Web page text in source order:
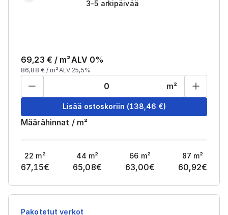
3-5 arkipäivää
69,23 € / m²ALV 0%
86,88 € / m²ALV 25,5%
m²
Lisää ostoskoriin (138,46 €)
Määrähinnat / m²
22 m²
67,15€
44 m²
65,08€
66 m²
63,00€
87 m²
60,92€
Pakotetut verkot